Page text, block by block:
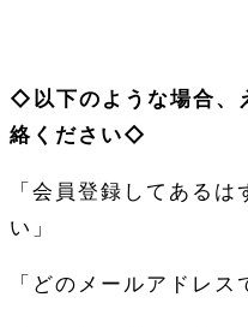
◇以下のような場合、
絡ください◇
「会員登録してある
い」
「どのメールアドレス